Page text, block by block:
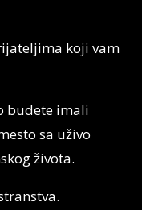
koji vam
budete imali
sa uživo
života.